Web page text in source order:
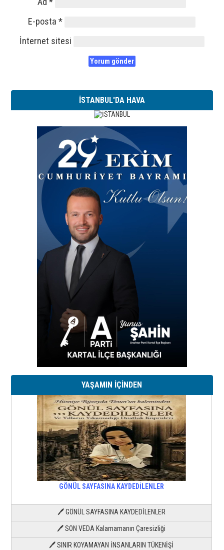
E-posta*
İnternet sitesi
İSTANBUL'DA HAVA
YAŞAMIN İÇİNDEN
GÖNÜL SAYFASINA KAYDEDİLENLER
🖊 GÖNÜL SAYFASINA KAYDEDİLENLER
🖊 SON VEDA Kalamamanın Çaresizliği
🖊 SINIR KOYAMAYAN İNSANLARIN TÜKENİŞİ